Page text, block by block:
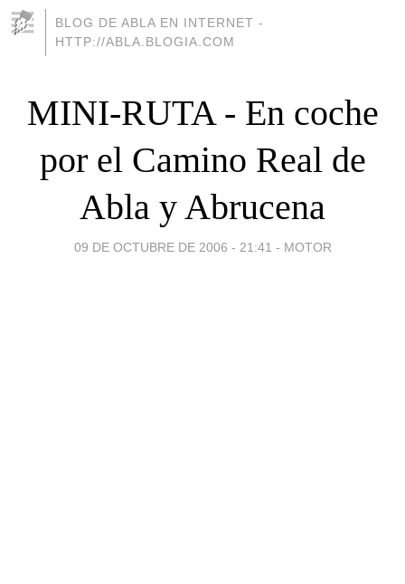
BLOG DE ABLA EN INTERNET -
HTTP://ABLA.BLOGIA.COM
MINI-RUTA - En coche
por el Camino Real de
Abla y Abrucena
09 DE OCTUBRE DE 2006 - 21:41 - MOTOR